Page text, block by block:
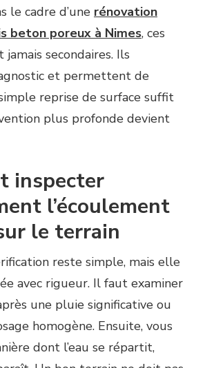
le cadre d’une rénovation
beton poreux à Nimes, ces
jamais secondaires. Ils
et permettent de
reprise de surface suffit
plus profonde devient
inspecter
l’écoulement
le terrain
reste simple, mais elle
avec rigueur. Il faut examiner
une pluie significative ou
homogène. Ensuite, vous
dont l’eau se répartit,